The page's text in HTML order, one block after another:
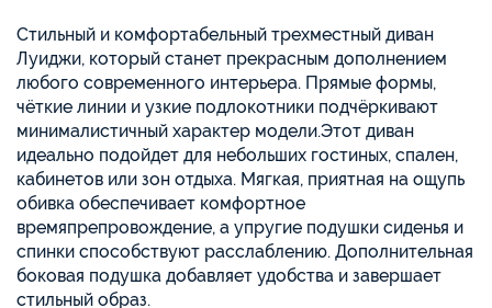
Стильный и комфортабельный трехместный диван
Луиджи, который станет прекрасным дополнением
любого современного интерьера. Прямые формы,
чёткие линии и узкие подлокотники подчёркивают
минималистичный характер модели.Этот диван
идеально подойдет для небольших гостиных, спален,
кабинетов или зон отдыха. Мягкая, приятная на ощупь
обивка обеспечивает комфортное
времяпрепровождение, а упругие подушки сиденья и
спинки способствуют расслаблению. Дополнительная
боковая подушка добавляет удобства и завершает
стильный образ.